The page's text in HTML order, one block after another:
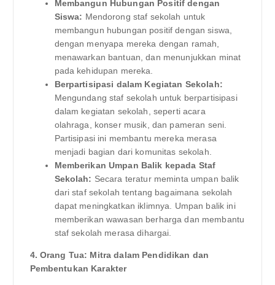
Membangun Hubungan Positif dengan
Siswa: Mendorong staf sekolah untuk
membangun hubungan positif dengan siswa,
dengan menyapa mereka dengan ramah,
menawarkan bantuan, dan menunjukkan minat
pada kehidupan mereka.
Berpartisipasi dalam Kegiatan Sekolah:
Mengundang staf sekolah untuk berpartisipasi
dalam kegiatan sekolah, seperti acara
olahraga, konser musik, dan pameran seni.
Partisipasi ini membantu mereka merasa
menjadi bagian dari komunitas sekolah.
Memberikan Umpan Balik kepada Staf
Sekolah: Secara teratur meminta umpan balik
dari staf sekolah tentang bagaimana sekolah
dapat meningkatkan iklimnya. Umpan balik ini
memberikan wawasan berharga dan membantu
staf sekolah merasa dihargai.
4. Orang Tua: Mitra dalam Pendidikan dan
Pembentukan Karakter